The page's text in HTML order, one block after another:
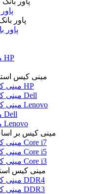
پاور
پاور
پاور
مینی کیس استوک HP
مینی کیس
مینی کیس استوک HP
مینی کیس استوک Dell
مینی کیس استوک Lenovo
مینی کیس استوک Dell
مینی کیس استوک Lenovo
مینی کیس بر
مینی کیس استوک Core i7
مینی کیس استوک Core i5
مینی کیس استوک Core i3
مینی کیس
مینی کیس استوک DDR4
مینی کیس استوک DDR3